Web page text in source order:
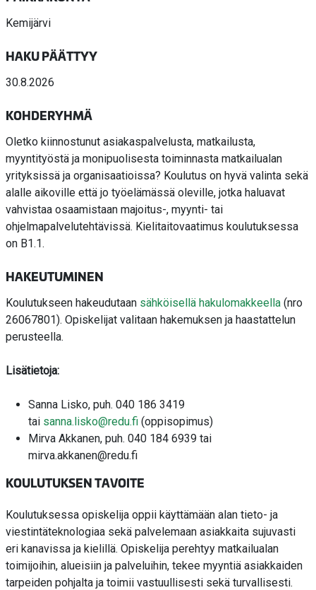
Kemijärvi
HAKU PÄÄTTYY
30.8.2026
KOHDERYHMÄ
Oletko kiinnostunut asiakaspalvelusta, matkailusta,
myyntityöstä ja monipuolisesta toiminnasta matkailualan
yrityksissä ja organisaatioissa? Koulutus on hyvä valinta sekä
alalle aikoville että jo työelämässä oleville, jotka haluavat
vahvistaa osaamistaan majoitus-, myynti- tai
ohjelmapalvelutehtävissä. Kielitaitovaatimus koulutuksessa
on B1.1.
HAKEUTUMINEN
Koulutukseen hakeudutaan sähköisellä hakulomakkeella (nro
26067801). Opiskelijat valitaan hakemuksen ja haastattelun
perusteella.
Lisätietoja:
Sanna Lisko, puh. 040 186 3419
tai sanna.lisko@redu.fi (oppisopimus)
Mirva Akkanen, puh. 040 184 6939 tai
mirva.akkanen@redu.fi
KOULUTUKSEN TAVOITE
Koulutuksessa opiskelija oppii käyttämään alan tieto- ja
viestintäteknologiaa sekä palvelemaan asiakkaita sujuvasti
eri kanavissa ja kielillä. Opiskelija perehtyy matkailualan
toimijoihin, alueisiin ja palveluihin, tekee myyntiä asiakkaiden
tarpeiden pohjalta ja toimii vastuullisesti sekä turvallisesti.